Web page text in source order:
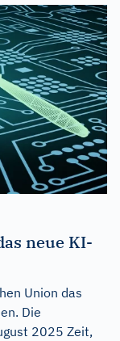
neue KI-
Union das
Die
2025 Zeit,